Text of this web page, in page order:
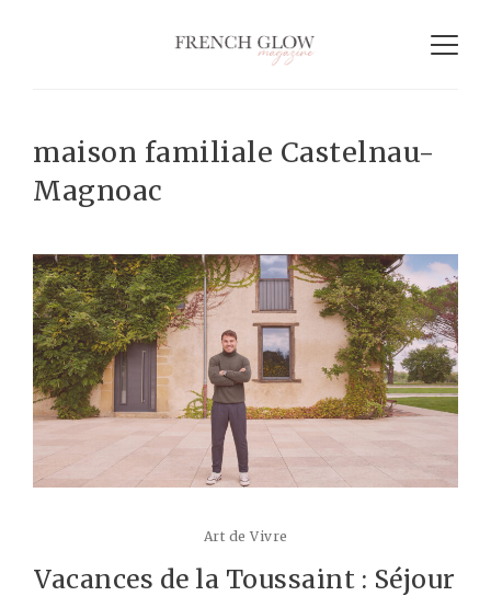
maison familiale Castelnau-
Magnoac
Art de Vivre
Vacances de la Toussaint : Séjour